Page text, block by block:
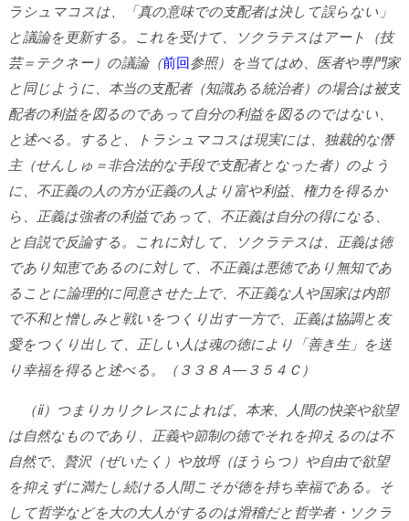
ラシュマコスは、「真の意味での支配者は決して誤らない」
と議論を更新する。これを受けて、ソクラテスはアート（技
芸＝テクネー）の議論（前回参照）を当てはめ、医者や専門家
と同じように、本当の支配者（知識ある統治者）の場合は被支
配者の利益を図るのであって自分の利益を図るのではない、
と述べる。すると、トラシュマコスは現実には、独裁的な僭
主（せんしゅ＝非合法的な手段で支配者となった者）のよう
に、不正義の人の方が正義の人より富や利益、権力を得るか
ら、正義は強者の利益であって、不正義は自分の得になる、
と自説で反論する。これに対して、ソクラテスは、正義は徳
であり知恵であるのに対して、不正義は悪徳であり無知であ
ることに論理的に同意させた上で、不正義な人や国家は内部
で不和と憎しみと戦いをつくり出す一方で、正義は協調と友
愛をつくり出して、正しい人は魂の徳により「善き生」を送
り幸福を得ると述べる。（３３８Ａ―３５４Ｃ）
（ⅱ）つまりカリクレスによれば、本来、人間の快楽や欲望
は自然なものであり、正義や節制の徳でそれを抑えるのは不
自然で、贅沢（ぜいたく）や放埒（ほうらつ）や自由で欲望
を抑えずに満たし続ける人間こそが徳を持ち幸福である。そ
して哲学などを大の大人がするのは滑稽だと哲学者・ソクラ